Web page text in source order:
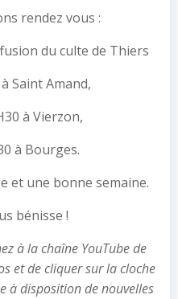
rendez vous :
du culte de Thiers
Saint Amand,
à Vierzon,
à Bourges.
et une bonne semaine.
bénisse !
à la chaîne YouTube de
et de cliquer sur la cloche
à disposition de nouvelles